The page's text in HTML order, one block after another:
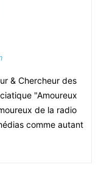
& Chercheur des
"Amoureux
de la radio
comme autant